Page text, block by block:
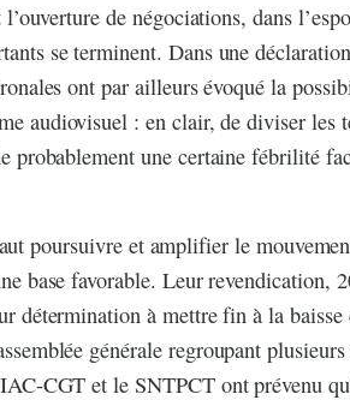
de négociations, dans
se terminent. Dans une
ont par ailleurs évoqué la
audiovisuel : en clair, de diviser les
probablement une certaine fébrilité
poursuivre et amplifier le
base favorable. Leur revendication,
détermination à mettre fin à la baisse
générale regroupant
CGT et le SNTPCT ont prévenu